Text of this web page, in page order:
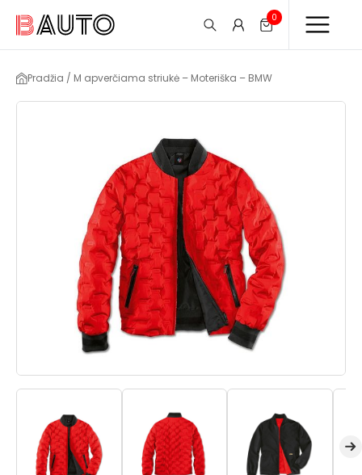
0
Pradžia / M apverčiama striukė – Moteriška – BMW